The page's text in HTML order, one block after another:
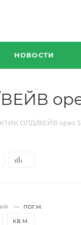
НОВОСТИ
ОЛД/ВЕЙВ орех 3
— пог.м.
кв.м.